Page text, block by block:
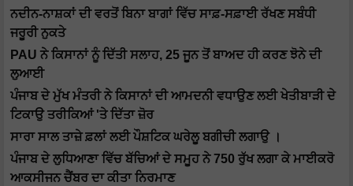
ਨਦੀਨ-ਨਾਸ਼ਕਾਂ ਦੀ ਵਰਤੋਂ ਬਿਨਾ ਬਾਗਾਂ ਵਿੱਚ ਸਾਫ਼-ਸਫ਼ਾਈ ਰੱਖਣ ਸਬੰਧੀ
ਜਰੂਰੀ ਨੁਕਤੇ
PAU ਨੇ ਕਿਸਾਨਾਂ ਨੂੰ ਦਿੱਤੀ ਸਲਾਹ, 25 ਜੂਨ ਤੋਂ ਬਾਅਦ ਹੀ ਕਰਣ ਝੋਨੇ ਦੀ
ਲੁਆਈ
ਪੰਜਾਬ ਦੇ ਮੁੱਖ ਮੰਤਰੀ ਨੇ ਕਿਸਾਨਾਂ ਦੀ ਆਮਦਨੀ ਵਧਾਉਣ ਲਈ ਖੇਤੀਬਾੜੀ ਦੇ
ਟਿਕਾਉ ਤਰੀਕਿਆਂ 'ਤੇ ਦਿੱਤਾ ਜ਼ੋਰ
ਸਾਰਾ ਸਾਲ ਤਾਜ਼ੇ ਫ਼ਲਾਂ ਲਈ ਪੌਸ਼ਟਿਕ ਘਰੇਲੂ ਬਗੀਚੀ ਲਗਾਉ ।
ਪੰਜਾਬ ਦੇ ਲੁਧਿਆਣਾ ਵਿੱਚ ਬੱਚਿਆਂ ਦੇ ਸਮੂਹ ਨੇ 750 ਰੁੱਖ ਲਗਾ ਕੇ ਮਾਈਕਰੋ
ਆਕਸੀਜਨ ਚੈਂਬਰ ਦਾ ਕੀਤਾ ਨਿਰਮਾਣ